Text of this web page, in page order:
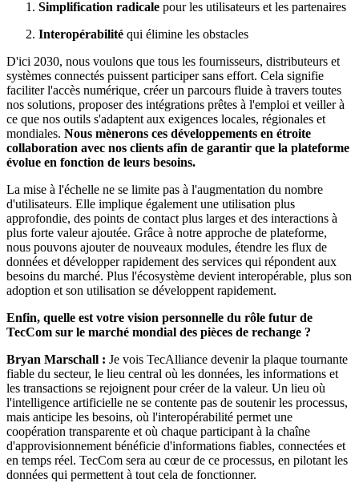
Simplification radicale pour les utilisateurs et les partenaires
Interopérabilité qui élimine les obstacles
D'ici 2030, nous voulons que tous les fournisseurs, distributeurs et
systèmes connectés puissent participer sans effort. Cela signifie
faciliter l'accès numérique, créer un parcours fluide à travers toutes
nos solutions, proposer des intégrations prêtes à l'emploi et veiller à
ce que nos outils s'adaptent aux exigences locales, régionales et
mondiales. Nous mènerons ces développements en étroite
collaboration avec nos clients afin de garantir que la plateforme
évolue en fonction de leurs besoins.
La mise à l'échelle ne se limite pas à l'augmentation du nombre
d'utilisateurs. Elle implique également une utilisation plus
approfondie, des points de contact plus larges et des interactions à
plus forte valeur ajoutée. Grâce à notre approche de plateforme,
nous pouvons ajouter de nouveaux modules, étendre les flux de
données et développer rapidement des services qui répondent aux
besoins du marché. Plus l'écosystème devient interopérable, plus son
adoption et son utilisation se développent rapidement.
Enfin, quelle est votre vision personnelle du rôle futur de
TecCom sur le marché mondial des pièces de rechange ?
Bryan Marschall : Je vois TecAlliance devenir la plaque tournante
fiable du secteur, le lieu central où les données, les informations et
les transactions se rejoignent pour créer de la valeur. Un lieu où
l'intelligence artificielle ne se contente pas de soutenir les processus,
mais anticipe les besoins, où l'interopérabilité permet une
coopération transparente et où chaque participant à la chaîne
d'approvisionnement bénéficie d'informations fiables, connectées et
en temps réel. TecCom sera au cœur de ce processus, en pilotant les
données qui permettent à tout cela de fonctionner.